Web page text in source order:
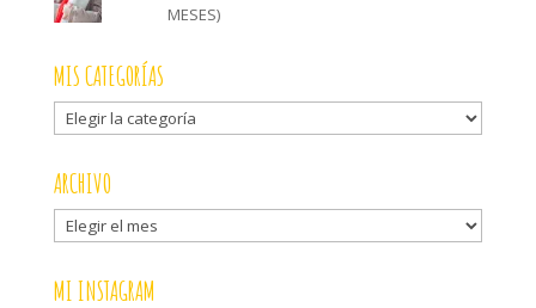
MESES)
MIS CATEGORÍAS
Mis
categorías
ARCHIVO
Archivo
MI INSTAGRAM